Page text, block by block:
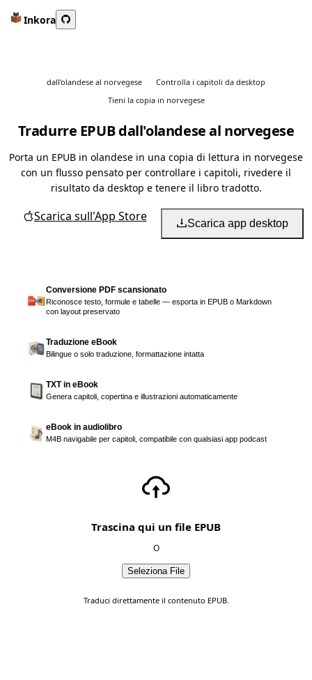
Inkora
dall'olandese al norvegese
Controlla i capitoli da desktop
Tieni la copia in norvegese
Tradurre EPUB dall'olandese al norvegese
Porta un EPUB in olandese in una copia di lettura in norvegese
con un flusso pensato per controllare i capitoli, rivedere il
risultato da desktop e tenere il libro tradotto.
Scarica sull'App Store Scarica app desktop
Conversione PDF scansionato
Riconosce testo, formule e tabelle — esporta in EPUB o Markdown
con layout preservato
Traduzione eBook
Bilingue o solo traduzione, formattazione intatta
TXT in eBook
Genera capitoli, copertina e illustrazioni automaticamente
eBook in audiolibro
M4B navigabile per capitoli, compatibile con qualsiasi app podcast
Trascina qui un file EPUB
O
Seleziona File
Traduci direttamente il contenuto EPUB.